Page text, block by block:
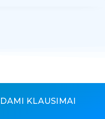
KLAUSIMAI